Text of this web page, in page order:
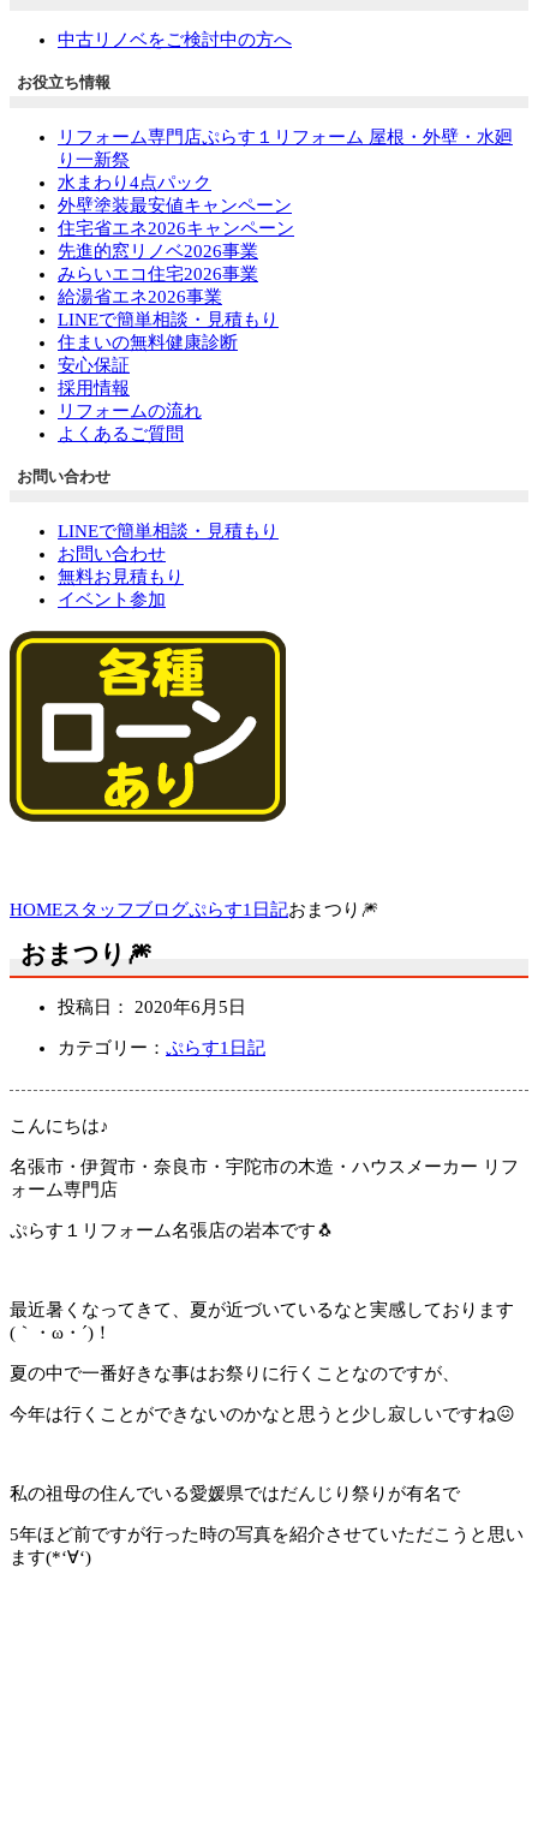
中古リノベをご検討中の方へ
お役立ち情報
リフォーム専門店ぷらす１リフォーム 屋根・外壁・水廻
り一新祭
水まわり4点パック
外壁塗装最安値キャンペーン
住宅省エネ2026キャンペーン
先進的窓リノベ2026事業
みらいエコ住宅2026事業
給湯省エネ2026事業
LINEで簡単相談・見積もり
住まいの無料健康診断
安心保証
採用情報
リフォームの流れ
よくあるご質問
お問い合わせ
LINEで簡単相談・見積もり
お問い合わせ
無料お見積もり
イベント参加
HOMEスタッフブログぷらす1日記おまつり🎆
おまつり🎆
投稿日： 2020年6月5日
カテゴリー： ぷらす1日記
こんにちは♪
名張市・伊賀市・奈良市・宇陀市の木造・ハウスメーカー リフ
ォーム専門店
ぷらす１リフォーム名張店の岩本です🐧
最近暑くなってきて、夏が近づいているなと実感しております
(｀・ω・´)！
夏の中で一番好きな事はお祭りに行くことなのですが、
今年は行くことができないのかなと思うと少し寂しいですね😖
私の祖母の住んでいる愛媛県ではだんじり祭りが有名で
5年ほど前ですが行った時の写真を紹介させていただこうと思い
ます(*‘∀‘)